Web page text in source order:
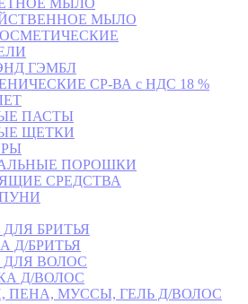
МЫЛО
МЫЛО
ГЭМБЛ
СР-ВА с НДС 18 %
ПАСТЫ
ЩЕТКИ
ПОРОШКИ
СРЕДСТВА
БРИТЬЯ
Д/БРИТЬЯ
ДЛЯ ВОЛОС
Д/ВОЛОС
ПЕНА, МУССЫ, ГЕЛЬ Д/ВОЛОС